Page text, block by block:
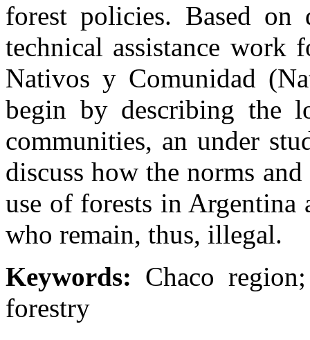
forest policies. Based
technical assistance work
Nativos y Comunidad
begin by describing the
communities, an under
discuss how the norms
use of forests in Argentina
who remain, thus, illegal.
Keywords: Chaco
forestry